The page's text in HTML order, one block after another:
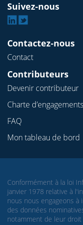
Suivez-nous
Linkedin
Contactez-nous
Contact
Contributeurs
Devenir contributeur
Charte d’engagements
FAQ
Mon tableau de bord
Conformément à la loi
janvier 1978 relative à
nous nous engageons
des données
notamment de leur